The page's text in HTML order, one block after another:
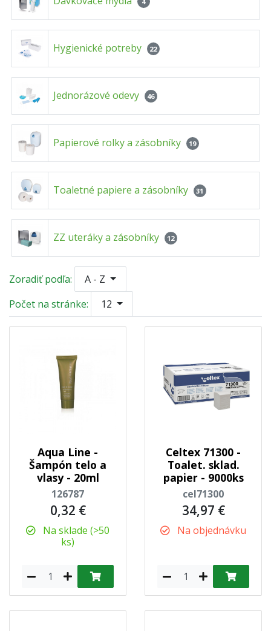
Hygienické potreby 22
Jednorázové odevy 46
Papierové rolky a zásobníky 19
Toaletné papiere a zásobníky 31
ZZ uteráky a zásobníky 12
Zoradiť podľa:
A - Z
Počet na stránke:
12
Aqua Line -
Šampón telo a
vlasy - 20ml
126787
0,32 €
Na sklade (>50
ks)
Celtex 71300 -
Toalet. sklad.
papier - 9000ks
cel71300
34,97 €
Na objednávku